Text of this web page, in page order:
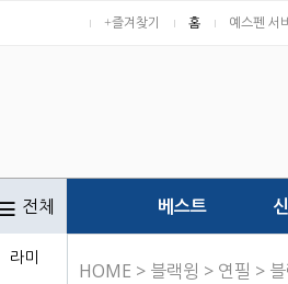
+즐겨찾기 홈 예스펜 서
전체
라미
베스트
HOME > 블랙윙 > 연필 >